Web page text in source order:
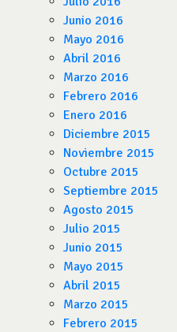
Junio 2016
Mayo 2016
Abril 2016
Marzo 2016
Febrero 2016
Enero 2016
Diciembre 2015
Noviembre 2015
Octubre 2015
Septiembre 2015
Agosto 2015
Julio 2015
Junio 2015
Mayo 2015
Abril 2015
Marzo 2015
Febrero 2015